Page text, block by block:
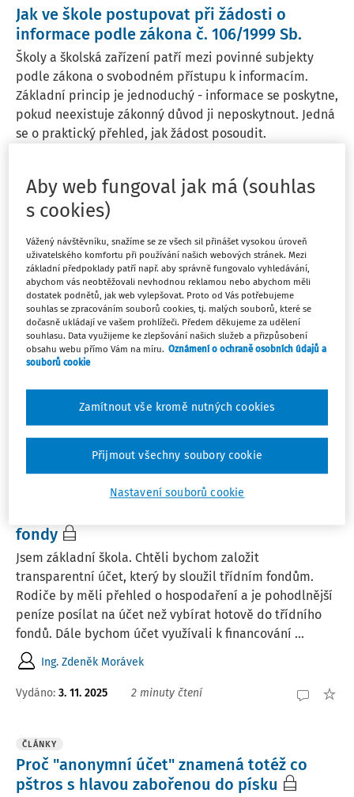
Jak ve škole postupovat při žádosti o
informace podle zákona č. 106/1999 Sb.
Školy a školská zařízení patří mezi povinné subjekty
podle zákona o svobodném přístupu k informacím.
Základní princip je jednoduchý - informace se poskytne,
pokud neexistuje zákonný důvod ji neposkytnout. Jedná
se o praktický přehled, jak žádost posoudit.
Vydáno: 16. 5. 2026 1 minuta čtení
ČLÁNKY
Pořizování nahrávky zákonného zástupce
školou
Školy často řeší, zda je možné nahrávat situace, kdy
dochází ke sporům mezi zákonnými zástupci a školou,
aby si zajistily důkazy pro případ, že by se tento spor
přenesl na půdu České školní inspekce nebo
JUDr. Eva Janečková
Vydáno:17. 12. 2025 4 minuty čtení
fondy
Jsem základní škola. Chtěli bychom založit
transparentní účet, který by sloužil třídním fondům.
Rodiče by měli přehled o hospodaření a je pohodlnější
peníze posílat na účet než vybírat hotově do třídního
fondů. Dále bychom účet využívali k financování ...
Ing. Zdeněk Morávek
Vydáno: 3. 11. 2025 2 minuty čtení
ČLÁNKY
Proč "anonymní účet" znamená totéž co
pštros s hlavou zabořenou do písku
Aby web fungoval jak má (souhlas
s cookies)
Vážený návštěvníku, snažíme se ze všech sil přinášet vysokou úroveň
uživatelského komfortu při používání našich webových stránek. Mezi
základní předpoklady patří např. aby správně fungovalo vyhledávání,
abychom vás neobtěžovali nevhodnou reklamou nebo abychom měli
dostatek podnětů, jak web vylepšovat. Proto od Vás potřebujeme
souhlas se zpracováním souborů cookies, tj. malých souborů, které se
dočasně ukládají ve vašem prohlížeči. Předem děkujeme za udělení
souhlasu. Data využijeme ke zlepšování našich služeb a přizpůsobení
obsahu webu přímo Vám na míru. Oznámení o ochraně osobních údajů a
souborů cookie
Nastavení souborů cookie
Zamítnout vše kromě nutných cookies
Přijmout všechny soubory cookie